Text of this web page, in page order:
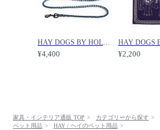
HAY DOGS BY HOLLY GOLIGHTLY DOGS LEASH BRAIDED / ヘイ ドッグ コレクション ドッグリーシュ ブレイデッド /
¥4,400 ¥2,200
家具・インテリア通販 TOP カテゴリーから探す
ペット用品
HAY / ヘイのペット用品